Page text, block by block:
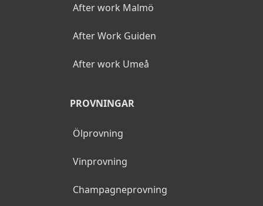
After work Malmö
After Work Guiden
After work Umeå
PROVNINGAR
Ölprovning
Vinprovning
Champagneprovning